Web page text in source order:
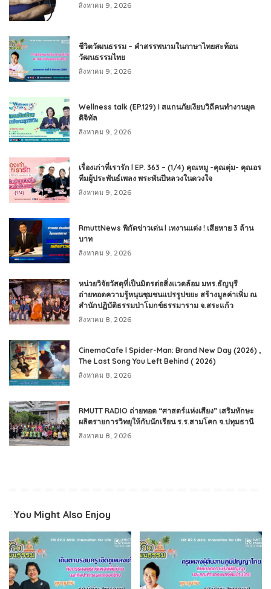
สิงหาคม 9, 2026
ชีวิตวัฒนธรรม – คำสรรพนามในภาษาไทยสะท้อน
วัฒนธรรมไทย
สิงหาคม 9, 2026
Wellness talk (EP.129) I สแกนภัยเงียบวิถีคนทำงานยุค
ดิจิทัล
สิงหาคม 9, 2026
เรื่องเก่าที่เรารัก l EP. 363 – (1/4) คุณหมู -คุณตุ่ม- คุณอร
ทีมผู้ประพันธ์เพลง พระพันปีหลวงในดวงใจ
สิงหาคม 9, 2026
RmuttNews พิกัดข่าวเด่น l เทงานแต่ง ! เสียหาย 3 ล้าน
บาท
สิงหาคม 9, 2026
หน่วยวิจัยวัสดุที่เป็นมิตรต่อสิ่งแวดล้อม มทร.ธัญบุรี
ถ่ายทอดความรู้หนุนชุมชนแปรรูปขยะ สร้างมูลค่าเพิ่ม ณ
สำนักปฏิบัติธรรมป่าโมกข์ธรรมาราม จ.สระแก้ว
สิงหาคม 8, 2026
CinemaCafe l Spider-Man: Brand New Day (2026) ,
The Last Song You Left Behind ( 2026)
สิงหาคม 8, 2026
RMUTT RADIO ถ่ายทอด “ศาสตร์แห่งเสียง” เสริมทักษะ
ผลิตรายการวิทยุให้กับนักเรียน ร.ร.สามโคก จ.ปทุมธานี
สิงหาคม 8, 2026
You Might Also Enjoy